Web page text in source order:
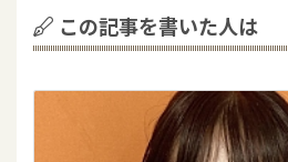
この記事を書いた人は